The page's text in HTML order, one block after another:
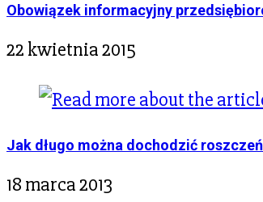
Obowiązek informacyjny
22 kwietnia 2015
Jak długo można dochodzić
18 marca 2013